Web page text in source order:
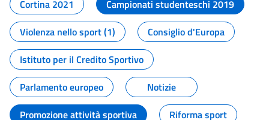
Cortina 2021
Campionati studenteschi 2019
Violenza nello sport (1)
Consiglio d'Europa
Istituto per il Credito Sportivo
Parlamento europeo
Notizie
Promozione attività sportiva
Riforma sport